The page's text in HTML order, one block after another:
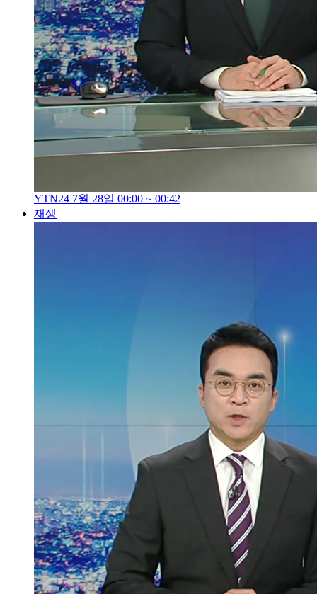
YTN24 7월 28일 00:00 ~ 00:42
재생